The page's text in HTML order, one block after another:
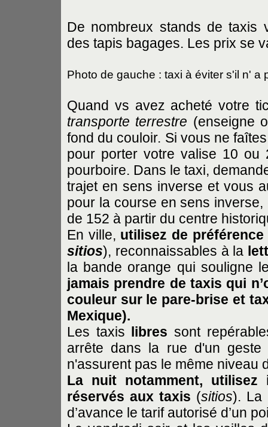
De nombreux stands de taxis
des tapis bagages. Les prix se
Photo de gauche : taxi à éviter s'il n' a
Quand vs avez acheté votre
transporte terrestre (enseigne
fond du couloir. Si vous ne
pour porter votre valise 10 ou
pourboire. Dans le taxi,
trajet en sens inverse et vous
pour la course en sens
de 152 à partir du centre
En ville, utilisez de
sitios), reconnaissables à la
la bande orange qui souligne
jamais prendre de taxis qui
couleur sur le pare-brise et
Mexique).
Les taxis libres sont
arrête dans la rue d'un
n'assurent pas le même niveau
La nuit notamment, utilisez
réservés aux taxis (sitios). La
d’avance le tarif autorisé d’un